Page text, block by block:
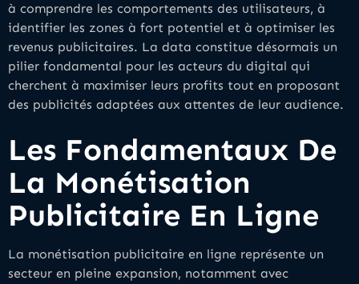
à comprendre les comportements des utilisateurs, à
identifier les zones à fort potentiel et à optimiser les
revenus publicitaires. La data constitue désormais un
pilier fondamental pour les acteurs du digital qui
cherchent à maximiser leurs profits tout en proposant
des publicités adaptées aux attentes de leur audience.
Les Fondamentaux De
La Monétisation
Publicitaire En Ligne
La monétisation publicitaire en ligne représente un
secteur en pleine expansion, notamment avec